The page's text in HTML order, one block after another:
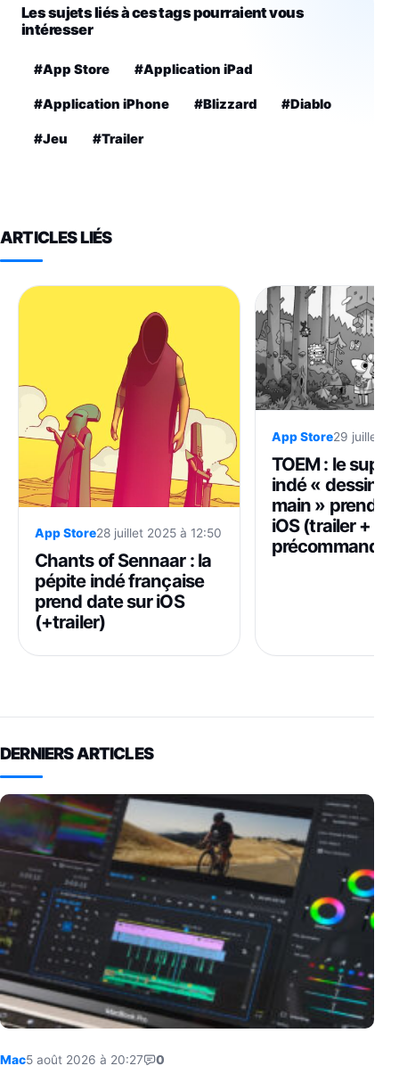
Les sujets liés à ces tags pourraient vous
intéresser
#App Store #Application iPad
#Application iPhone #Blizzard #Diablo
#Jeu #Trailer
ARTICLES LIÉS
App Store28 juillet 2025 à 12:50
Chants of Sennaar : la
pépite indé française
prend date sur iOS
(+trailer)
App Store29 juillet
TOEM : le
indé « dessiné
main » prend
iOS (trailer +
précommande)
DERNIERS ARTICLES
Mac5 août 2026 à 20:27 0